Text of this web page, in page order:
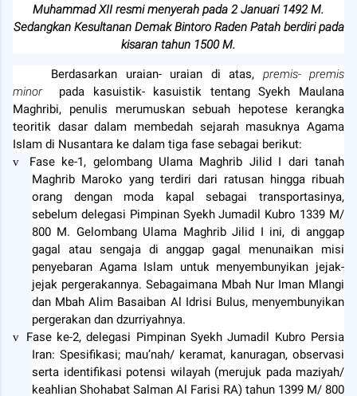
Muhammad XII resmi menyerah pada 2 Januari 1492 M.
Sedangkan Kesultanan Demak Bintoro Raden Patah berdiri pada
kisaran tahun 1500 M.
Berdasarkan uraian- uraian di atas, premis- premis
minor
pada kasuistik- kasuistik tentang Syekh Maulana
Maghribi, penulis merumuskan sebuah hepotese kerangka
teoritik dasar dalam membedah sejarah masuknya Agama
Islam di Nusantara ke dalam tiga fase sebagai berikut:
v
Fase ke-1, gelombang Ulama Maghrib Jilid I dari tanah
Maghrib Maroko yang terdiri dari ratusan hingga ribuah
orang dengan moda kapal sebagai transportasinya,
sebelum delegasi Pimpinan Syekh Jumadil Kubro 1339 M/
800 M. Gelombang Ulama Maghrib Jilid I ini, di anggap
gagal atau sengaja di anggap gagal menunaikan misi
penyebaran Agama Islam untuk menyembunyikan jejak-
jejak pergerakannya. Sebagaimana Mbah Nur Iman Mlangi
dan Mbah Alim Basaiban Al Idrisi Bulus, menyembunyikan
pergerakan dan dzurriyahnya.
v
Fase ke-2, delegasi Pimpinan Syekh Jumadil Kubro Persia
Iran: Spesifikasi; mau’nah/ keramat, kanuragan, observasi
serta identifikasi potensi wilayah (merujuk pada maziyah/
keahlian Shohabat Salman Al Farisi RA) tahun 1399 M/ 800